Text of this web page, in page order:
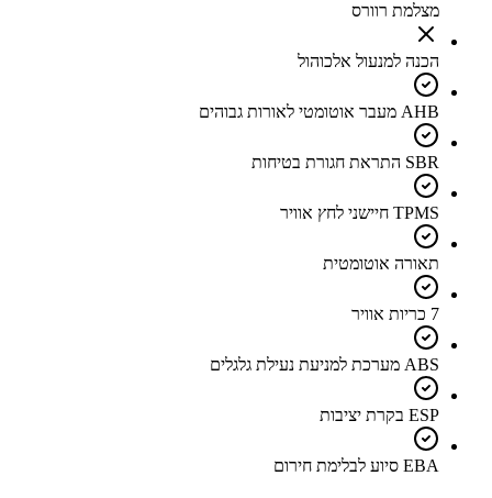
מצלמת רוורס
הכנה למנעול אלכוהול
AHB מעבר אוטומטי לאורות גבוהים
SBR התראת חגורת בטיחות
TPMS חיישני לחץ אוויר
תאורה אוטומטית
7 כריות אוויר
ABS מערכת למניעת נעילת גלגלים
ESP בקרת יציבות
EBA סיוע לבלימת חירום